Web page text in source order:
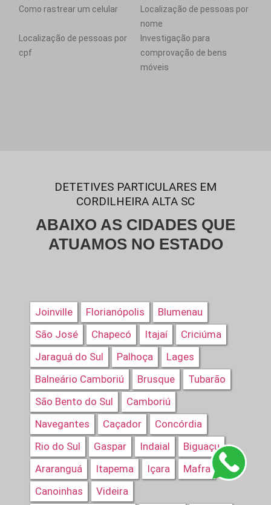
Como rastrear um celular
Localização de pessoas por
nome
Localização de pessoas por
cpf
Investigação para
comprovação de bens
móveis
DETETIVES PARTICULARES EM
CORDILHEIRA ALTA SC
ABAIXO AS CIDADES QUE
ATUAMOS NO ESTADO
Joinville Florianópolis
Blumenau
São José
Chapecó Itajaí
Criciúma
Jaraguá do Sul
Palhoça
Lages
Balneário Camboriú
Brusque
Tubarão
São Bento do Sul
Camboriú
Navegantes
Caçador
Concórdia
Rio do Sul
Gaspar Indaial
Biguaçu
Araranguá
Itapema Içara
Mafra
Canoinhas
Videira